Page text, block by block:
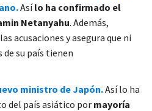
Asílo ha confirmado el
Netanyahu. Además,
acusaciones y asegura que ni
de su país tienen
ministro de Japón.Así lo ha
del país asiático por mayoría